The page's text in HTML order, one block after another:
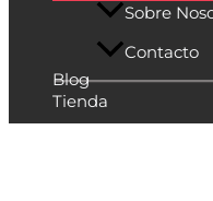
Sobre
Contacto
Blog
Tienda